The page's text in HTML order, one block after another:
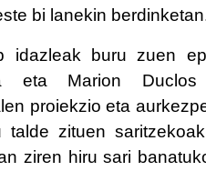
bi lanekin
idazleak buru zuen
eta Marion
proiekzio eta
talde zituen
ziren hiru sari